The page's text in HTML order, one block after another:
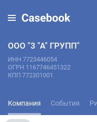
ООО "3 "А" ГРУПП"
ИНН 7723446054
ОГРН 1167746451322
КПП 772301001
Компания События